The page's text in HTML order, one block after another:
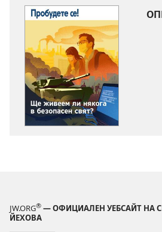
JW.ORG® — ОФИЦИАЛЕН УЕБСАЙТ НА
ЙЕХОВА